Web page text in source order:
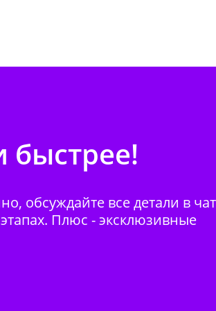
быстрее!
обсуждайте все детали в
Плюс - эксклюзивные